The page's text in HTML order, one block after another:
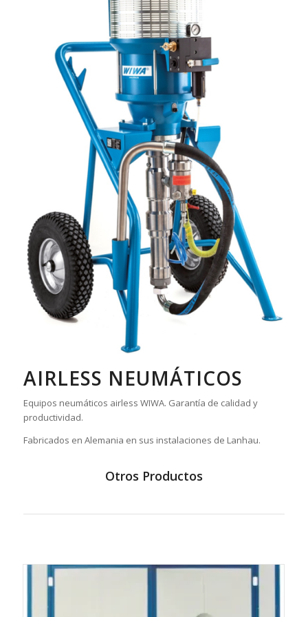
AIRLESS NEUMÁTICOS
Equipos neumáticos airless WIWA. Garantía de calidad y
productividad.
Fabricados en Alemania en sus instalaciones de Lanhau.
Otros Productos